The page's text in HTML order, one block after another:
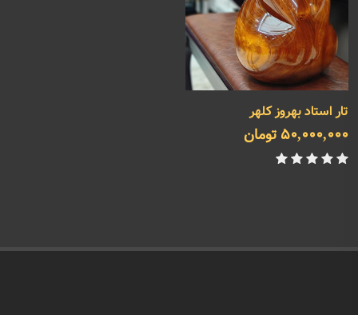
تار استاد بهروز کلهر
50,000,000 تومان